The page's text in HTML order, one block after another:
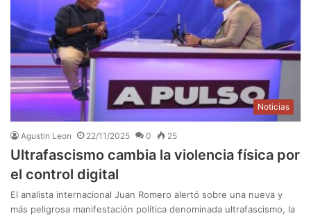
Noticias
Agustin Leon 22/11/2025 0 25
Ultrafascismo cambia la violencia física por
el control digital
El analista internacional Juan Romero alertó sobre una nueva y
más peligrosa manifestación política denominada ultrafascismo, la